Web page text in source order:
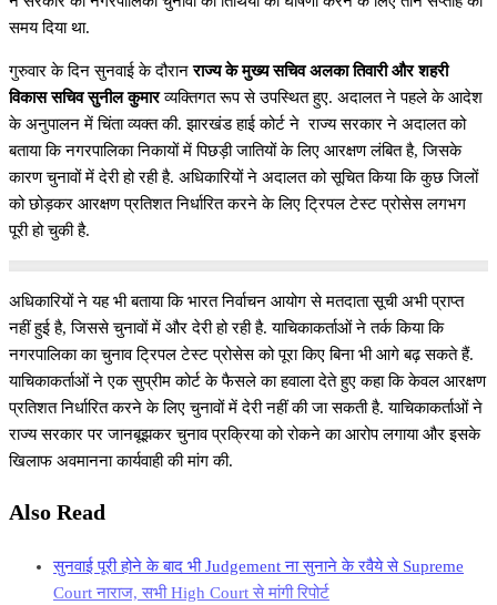
समय दिया था.
गुरुवार के दिन सुनवाई के दौरानराज्य के मुख्य सचिव अलका तिवारी और शहरी
विकास सचिव सुनील कुमारव्यक्तिगत रूप से उपस्थित हुए. अदालत ने पहले के आदेश
के अनुपालन में चिंता व्यक्त की. झारखंड हाई कोर्ट ने राज्य सरकार ने अदालत को
बताया कि नगरपालिका निकायों में पिछड़ी जातियों के लिए आरक्षण लंबित है, जिसके
कारण चुनावों में देरी हो रही है. अधिकारियों ने अदालत को सूचित किया कि कुछ जिलों
को छोड़कर आरक्षण प्रतिशत निर्धारित करने के लिए ट्रिपल टेस्ट प्रोसेस लगभग
पूरी हो चुकी है.
अधिकारियों ने यह भी बताया कि भारत निर्वाचन आयोग से मतदाता सूची अभी प्राप्त
नहीं हुई है, जिससे चुनावों में और देरी हो रही है. याचिकाकर्ताओं ने तर्क किया कि
नगरपालिका का चुनाव ट्रिपल टेस्ट प्रोसेस को पूरा किए बिना भी आगे बढ़ सकते हैं.
याचिकाकर्ताओं ने एक सुप्रीम कोर्ट के फैसले का हवाला देते हुए कहा कि केवल आरक्षण
प्रतिशत निर्धारित करने के लिए चुनावों में देरी नहीं की जा सकती है. याचिकाकर्ताओं ने
राज्य सरकार पर जानबूझकर चुनाव प्रक्रिया को रोकने का आरोप लगाया और इसके
खिलाफ अवमानना कार्यवाही की मांग की.
Also Read
सुनवाई पूरी होने के बाद भी Judgement ना सुनाने के रवैये से Supreme
Court नाराज, सभी High Court से मांगी रिपोर्ट